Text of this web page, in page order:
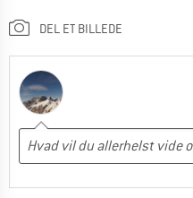
DEL ET BILLEDE